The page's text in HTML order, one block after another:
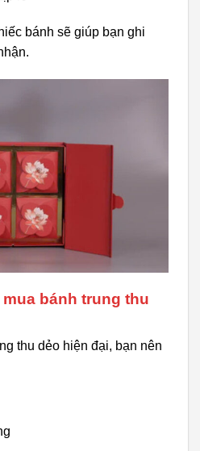
bánh sẽ giúp bạn ghi
bánh trung thu
thu dẻo hiện đại, bạn nên